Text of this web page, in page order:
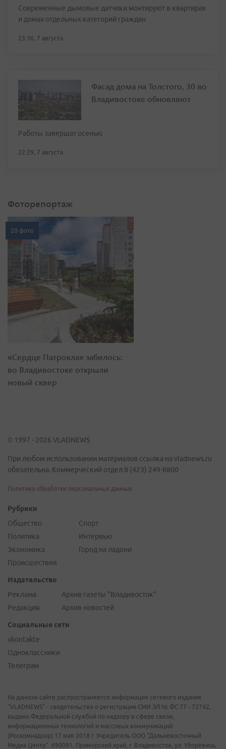
Современные дымовые датчики монтируют в квартирах
и домах отдельных категорий граждан
23:36, 7 августа
Фасад дома на Толстого, 30 во
Владивостоке обновляют
Работы завершат осенью
22:29, 7 августа
Фоторепортаж
20 фото
«Сердце Патрокла» забилось:
во Владивостоке открыли
новый сквер
© 1997 - 2026 VLADNEWS
При любом использовании материалов ссылка на vladnews.ru
обязательна. Коммерческий отдел 8 (423) 249-8800
Политика обработки персональных данных
Рубрики
Общество
Политика
Экономика
Происшествия
Спорт
Интервью
Город на ладони
Издательство
Реклама
Редакция
Архив газеты "Владивосток"
Архив новостей
Социальные сети
vkontakte
Одноклассники
Телеграм
На данном сайте распространяется информация сетевого издания
"VLADNEWS" - свидетельство о регистрации СМИ ЭЛ № ФС 77 - 72742,
выдано Федеральной службой по надзору в сфере связи,
информационных технологий и массовых коммуникаций
(Роскомнадзор) 17 мая 2018 г. Учредитель ООО "Дальневосточный
Медиа Центр". 690091, Приморский край, г. Владивосток, ул. Уборевича,